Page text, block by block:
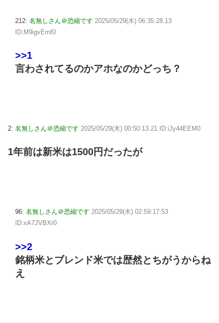
212: 名無しさん＠恐縮です 2025/05/29(木) 06:35:28.13
ID:M9igvEmf0
>>1
言わされてるのかアホなのかどっち？
2: 名無しさん＠恐縮です 2025/05/29(木) 00:50:13.21 ID:iJy44EEM0
1年前は新米は1500円だったが
96: 名無しさん＠恐縮です 2025/05/29(木) 02:59:17.53
ID:xA7JVBXr0
>>2
銘柄米とブレンド米では歴然とちがうからね
え